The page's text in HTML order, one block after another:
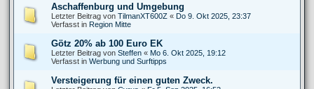
Aschaffenburg und Umgebung
Letzter Beitrag von TilmanXT600Z « Do 9. Okt 2025, 23:37
Verfasst in Region Mitte
Götz 20% ab 100 Euro EK
Letzter Beitrag von Steffen « Mo 6. Okt 2025, 19:12
Verfasst in Werbung und Surftipps
Versteigerung für einen guten Zweck.